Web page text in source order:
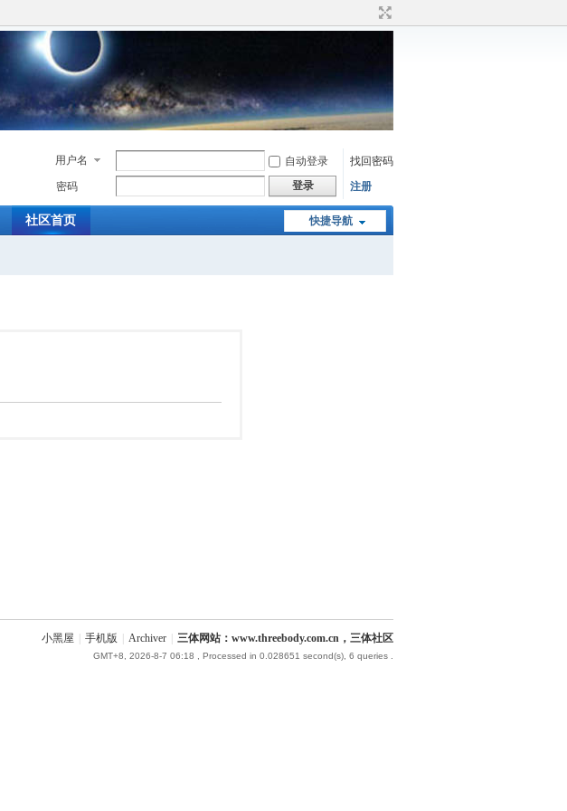
用户名 自动登录
找回密码
密码
登录 注册
快捷导航
社区首页
小黑屋 手机版 Archiver 三体网站：www.threebody.com.cn，三体社区
GMT+8, 2026-8-7 06:18 , Processed in 0.028651 second(s), 6 queries .